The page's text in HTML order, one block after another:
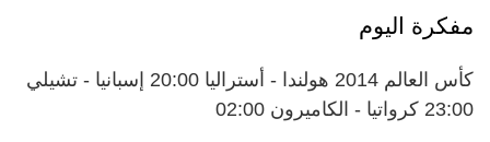
مفكرة اليوم
كأس العالم 2014 هولندا - أستراليا 20:00 إسبانيا - تشيلي
23:00 كرواتيا - الكاميرون 02:00